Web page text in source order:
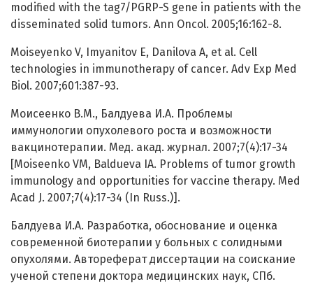
modified with the tag7/PGRP-S gene in patients with the
disseminated solid tumors. Ann Oncol. 2005;16:162-8.
Moiseyenko V, Imyanitov E, Danilova A, et al. Cell
technologies in immunotherapy of cancer. Adv Exp Med
Biol. 2007;601:387-93.
Моисеенко В.М., Балдуева И.А. Проблемы
иммунологии опухолевого роста и возможности
вакцинотерапии. Мед. акад. журнал. 2007;7(4):17-34
[Moiseenko VM, Baldueva IA. Problems of tumor growth
immunology and opportunities for vaccine therapy. Med
Acad J. 2007;7(4):17-34 (In Russ.)].
Балдуева И.А. Разработка, обоснование и оценка
современной биотерапии у больных с солидными
опухолями. Автореферат диссертации на соискание
ученой степени доктора медицинских наук, СПб.